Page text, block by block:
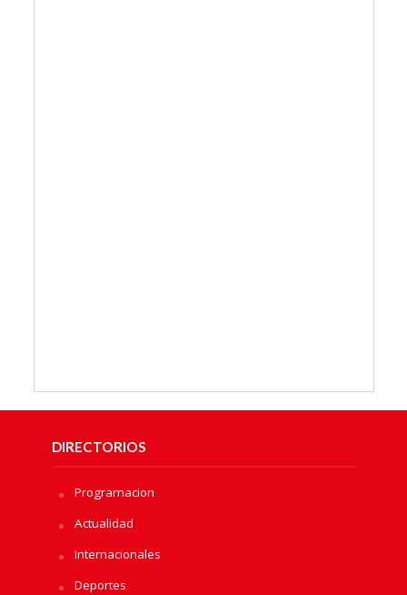
DIRECTORIOS
Programacion
Actualidad
Internacionales
Deportes